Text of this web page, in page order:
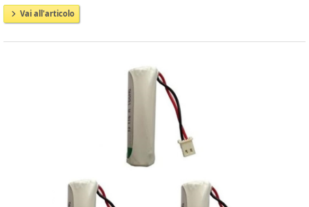
Vai all'articolo